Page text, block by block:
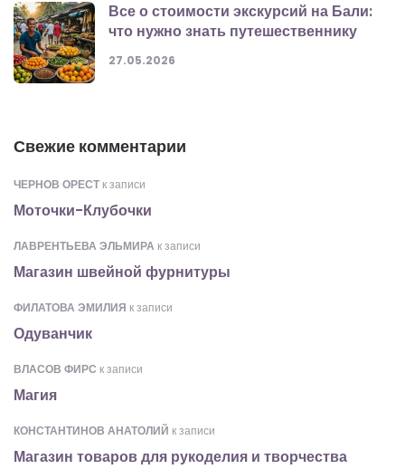
Все о стоимости экскурсий на Бали:
что нужно знать путешественнику
27.05.2026
Свежие комментарии
ЧЕРНОВ ОРЕСТ к записи
Моточки-Клубочки
ЛАВРЕНТЬЕВА ЭЛЬМИРА к записи
Магазин швейной фурнитуры
ФИЛАТОВА ЭМИЛИЯ к записи
Одуванчик
ВЛАСОВ ФИРС к записи
Магия
КОНСТАНТИНОВ АНАТОЛИЙ к записи
Магазин товаров для рукоделия и творчества